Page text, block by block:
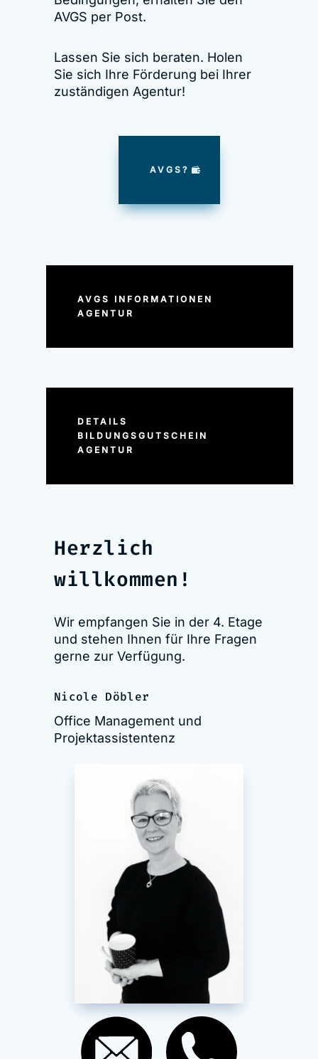
AVGS per Post.
Lassen Sie sich beraten. Holen
Sie sich Ihre Förderung bei Ihrer
zuständigen Agentur!
AVGS?
AVGS INFORMATIONEN
AGENTUR
DETAILS
BILDUNGSGUTSCHEIN
AGENTUR
Herzlich
willkommen!
Wir empfangen Sie in der 4. Etage
und stehen Ihnen für Ihre Fragen
gerne zur Verfügung.
Nicole Döbler
Office Management und
Projektassistentenz